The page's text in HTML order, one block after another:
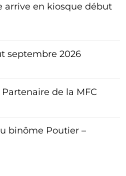
arrive en kiosque début
septembre 2026
de la MFC
binôme Poutier –